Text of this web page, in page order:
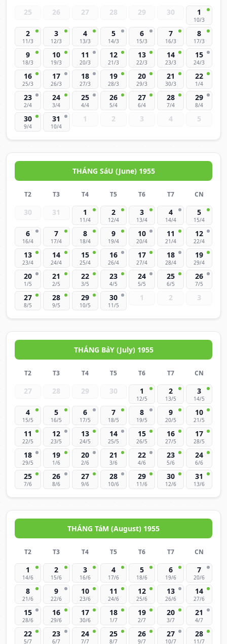
25 26 27 28 29 30 1
10/3
2
11/3
3
12/3
4
13/3
5
14/3
6
15/3
7
16/3
8
17/3
9
18/3
10
19/3
11
20/3
12
21/3
13
22/3
14
23/3
15
24/3
16
25/3
17
26/3
18
27/3
19
28/3
20
29/3
21
30/3
22
1/4
23
2/4
24
3/4
25
4/4
26
5/4
27
6/4
28
7/4
29
8/4
30
9/4
31
10/4
1 2 3 4 5
THÁNG SáU (June) 1955
T2 T3 T4 T5 T6 T7 CN
30 31 1
11/4
2
12/4
3
13/4
4
14/4
5
15/4
6
16/4
7
17/4
8
18/4
9
19/4
10
20/4
11
21/4
12
22/4
13
23/4
14
24/4
15
25/4
16
26/4
17
27/4
18
28/4
19
29/4
20
1/5
21
2/5
22
3/5
23
4/5
24
5/5
25
6/5
26
7/5
27
8/5
28
9/5
29
10/5
30
11/5
1 2 3
THÁNG BảY (July) 1955
T2 T3 T4 T5 T6 T7 CN
27 28 29 30 1
12/5
2
13/5
3
14/5
4
15/5
5
16/5
6
17/5
7
18/5
8
19/5
9
20/5
10
21/5
11
22/5
12
23/5
13
24/5
14
25/5
15
26/5
16
27/5
17
28/5
18
29/5
19
1/6
20
2/6
21
3/6
22
4/6
23
5/6
24
6/6
25
7/6
26
8/6
27
9/6
28
10/6
29
11/6
30
12/6
31
13/6
THÁNG TáM (August) 1955
T2 T3 T4 T5 T6 T7 CN
1
14/6
2
15/6
3
16/6
4
17/6
5
18/6
6
19/6
7
20/6
8
21/6
9
22/6
10
23/6
11
24/6
12
25/6
13
26/6
14
27/6
15
28/6
16
29/6
17
30/6
18
1/7
19
2/7
20
3/7
21
4/7
22
5/7
23
6/7
24
7/7
25
8/7
26
9/7
27
10/7
28
11/7